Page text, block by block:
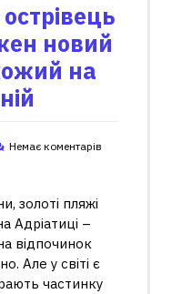
новий
на
Немає коментарів
золоті пляжі
Адріатиці –
відпочинок
Але у світі є
частинку